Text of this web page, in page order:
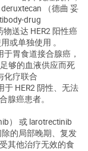
（德曲 妥
drug
送达 HER2 阳性癌
或单独使用 。
胃食道接合腺癌，
够的血液供应而死
化疗联合
于 HER2 阴性、无法
腺癌患者。
） 或 larotrectinib
除的局部晚期、复发
其他治疗无效的食